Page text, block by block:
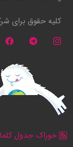
کلیه حقوق برای
خوراک جدول